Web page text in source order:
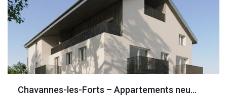
Chavannes-les-Forts – Appartements neu...